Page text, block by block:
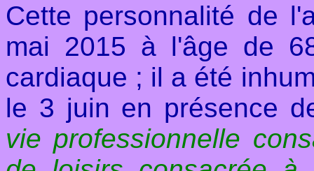
Cette personnalité de
mai 2015 à l'âge de
cardiaque ; il a été
le 3 juin en présence
vie professionnelle